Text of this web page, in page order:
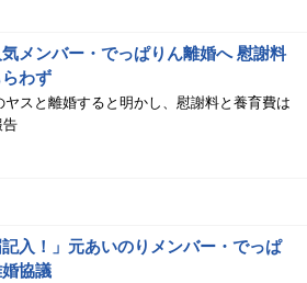
メンバー・でっぱりん離婚へ 慰謝料
わず
ヤスと離婚すると明かし、慰謝料と養育費は
告
記入！」元あいのりメンバー・でっぱ
協議